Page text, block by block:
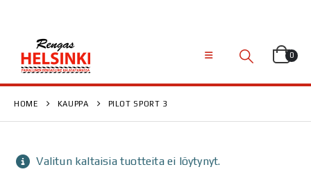
0
HOME KAUPPA PILOT SPORT 3
Valitun kaltaisia tuotteita ei löytynyt.